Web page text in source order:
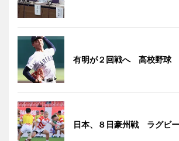
有明が２回戦へ 高校野球
日本、８日豪州戦 ラグビー